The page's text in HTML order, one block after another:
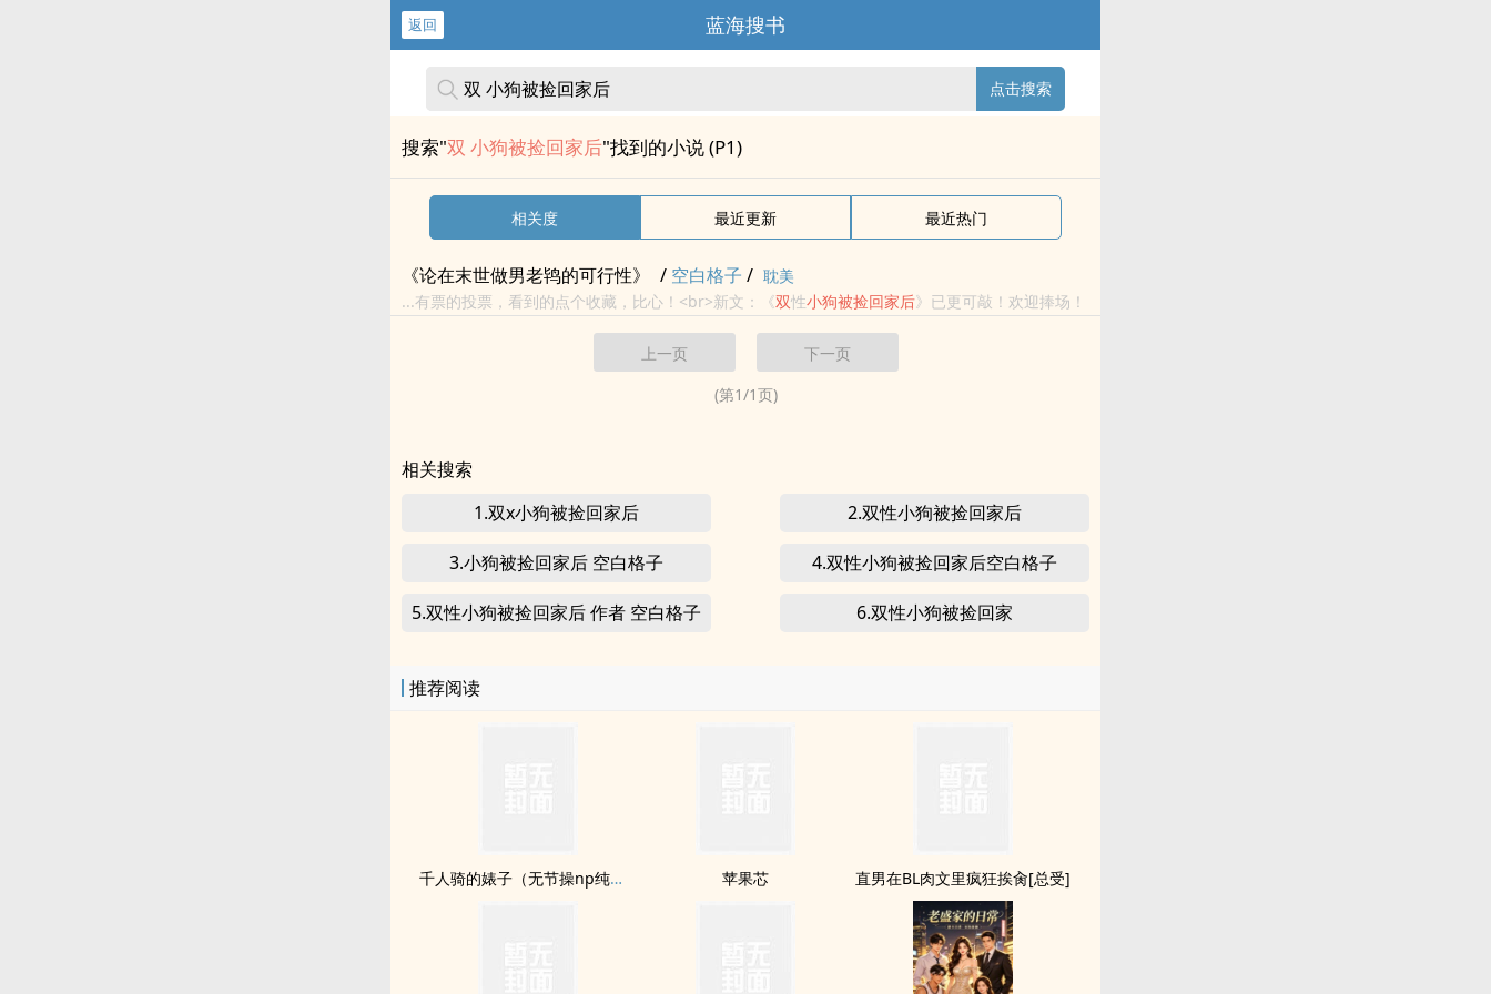
返回 蓝海搜书
点击搜索
搜索"双 小狗被捡回家后"找到的小说 (P1)
相关度 最近更新 最近热门
《论在末世做男老鸨的可行性》 / 空白格子 / 耽美
...有票的投票，看到的点个收藏，比心！<br>新文：《双性小狗被捡回家后》已更可敲！欢迎捧场！
<br>祝平安是个不太正常的小孩儿，邻居说是被他爸打傻的，祝平安在捡垃圾的途中赞同了这个说
上一页
下一页
(第1/1页)
相关搜索
1.双x小狗被捡回家后
2.双性小狗被捡回家后
3.小狗被捡回家后 空白格子 4.双性小狗被捡回家后空白格子
5.双性小狗被捡回家后 作者 空白格子 6.双性小狗被捡回家
推荐阅读
千人骑的婊子（无节操np纯肉文） 苹果芯 直男在BL肉文里疯狂挨肏[总受]